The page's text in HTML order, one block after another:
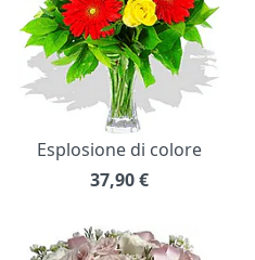
Esplosione di colore
37,90€